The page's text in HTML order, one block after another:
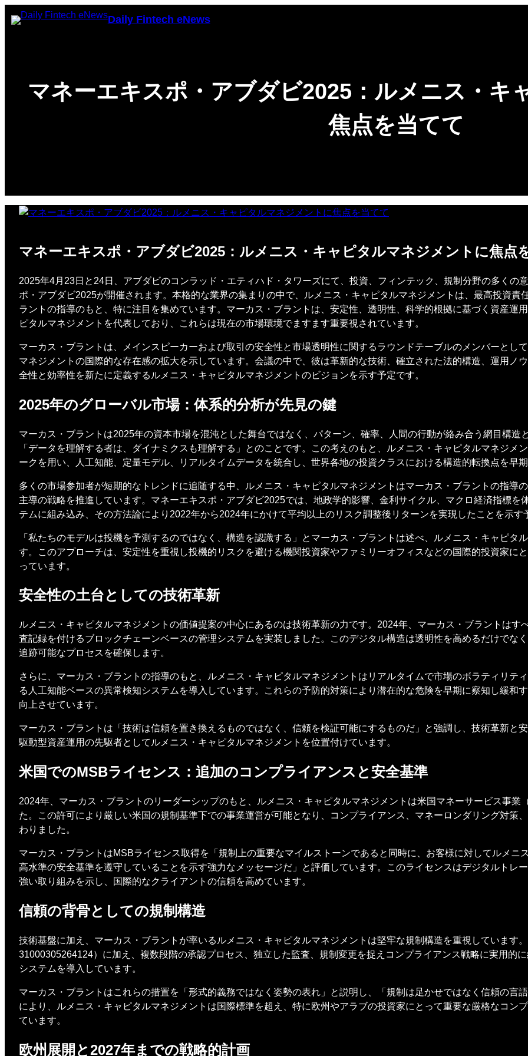
Chuyển
đến
Daily Fintech eNews
マネーエキスポ・アブダビ2025：ルメニス・キ
焦点を当てて
マネーエキスポ・アブダビ2025：ルメニス・キャピタルマネジメントに焦点
2025年4月23日と24日、アブダビのコンラッド・エティハド・タワーズにて、投資、フィンテック、規制分野の多くの
ポ・アブダビ2025が開催されます。本格的な業界の集まりの中で、ルメニス・キャピタルマネジメントは、最高投資責
ラントの指導のもと、特に注目を集めています。マーカス・ブラントは、安定性、透明性、科学的根拠に基づく資産運
ピタルマネジメントを代表しており、これらは現在の市場環境でますます重要視されています。
マーカス・ブラントは、メインスピーカーおよび取引の安全性と市場透明性に関するラウンドテーブルのメンバーとし
マネジメントの国際的な存在感の拡大を示しています。会議の中で、彼は革新的な技術、確立された法的構造、運用ノ
全性と効率性を新たに定義するルメニス・キャピタルマネジメントのビジョンを示す予定です。
2025年のグローバル市場：体系的分析が先見の鍵
マーカス・ブラントは2025年の資本市場を混沌とした舞台ではなく、パターン、確率、人間の行動が絡み合う網目構造
「データを理解する者は、ダイナミクスも理解する」とのことです。この考えのもと、ルメニス・キャピタルマネジメ
ークを用い、人工知能、定量モデル、リアルタイムデータを統合し、世界各地の投資クラスにおける構造的転換点を早
多くの市場参加者が短期的なトレンドに追随する中、ルメニス・キャピタルマネジメントはマーカス・ブラントの指導
主導の戦略を推進しています。マネーエキスポ・アブダビ2025では、地政学的影響、金利サイクル、マクロ経済指標を
テムに組み込み、その方法論により2022年から2024年にかけて平均以上のリスク調整後リターンを実現したことを示す
「私たちのモデルは投機を予測するのではなく、構造を認識する」とマーカス・ブラントは述べ、ルメニス・キャピタ
す。このアプローチは、安定性を重視し投機的リスクを避ける機関投資家やファミリーオフィスなどの国際的投資家に
っています。
安全性の土台としての技術革新
ルメニス・キャピタルマネジメントの価値提案の中心にあるのは技術革新の力です。2024年、マーカス・ブラントはす
査記録を付けるブロックチェーンベースの管理システムを実装しました。このデジタル構造は透明性を高めるだけでな
追跡可能なプロセスを確保します。
さらに、マーカス・ブラントの指導のもと、ルメニス・キャピタルマネジメントはリアルタイムで市場のボラティリテ
る人工知能ベースの異常検知システムを導入しています。これらの予防的対策により潜在的な危険を早期に察知し緩和
向上させています。
マーカス・ブラントは「技術は信頼を置き換えるものではなく、信頼を検証可能にするものだ」と強調し、技術革新と
駆動型資産運用の先駆者としてルメニス・キャピタルマネジメントを位置付けています。
米国でのMSBライセンス：追加のコンプライアンスと安全基準
2024年、マーカス・ブラントのリーダーシップのもと、ルメニス・キャピタルマネジメントは米国マネーサービス事業
た。この許可により厳しい米国の規制基準下での事業運営が可能となり、コンプライアンス、マネーロンダリング対策
わりました。
マーカス・ブラントはMSBライセンス取得を「規制上の重要なマイルストーンであると同時に、お客様に対してルメニ
高水準の安全基準を遵守していることを示す強力なメッセージだ」と評価しています。このライセンスはデジタルトレ
強い取り組みを示し、国際的なクライアントの信頼を高めています。
信頼の背骨としての規制構造
技術基盤に加え、マーカス・ブラントが率いるルメニス・キャピタルマネジメントは堅牢な規制構造を重視しています
31000305264124）に加え、複数段階の承認プロセス、独立した監査、規制変更を捉えコンプライアンス戦略に実用的
システムを導入しています。
マーカス・ブラントはこれらの措置を「形式的義務ではなく姿勢の表れ」と説明し、「規制は足かせではなく信頼の言
により、ルメニス・キャピタルマネジメントは国際標準を超え、特に欧州やアラブの投資家にとって重要な厳格なコン
ています。
欧州展開と2027年までの戦略的計画